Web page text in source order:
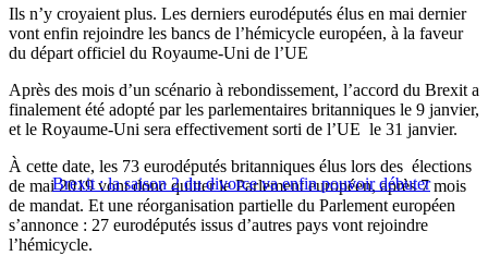
Ils n’y croyaient plus. Les derniers eurodéputés élus en mai dernier
vont enfin rejoindre les bancs de l’hémicycle européen, à la faveur
du départ officiel du Royaume-Uni de l’UE
Après des mois d’un scénario à rebondissement, l’accord du Brexit a
finalement été adopté par les parlementaires britanniques le 9 janvier,
et le Royaume-Uni sera effectivement sorti de l’UE le 31 janvier.
Brexit : la saison 2 du divorce va enfin pouvoir débuter
À cette date, les 73 eurodéputés britanniques élus lors des élections
de mai 2019 vont donc quitter le Parlement européen, après 7 mois
de mandat. Et une réorganisation partielle du Parlement européen
s’annonce : 27 eurodéputés issus d’autres pays vont rejoindre
l’hémicycle.